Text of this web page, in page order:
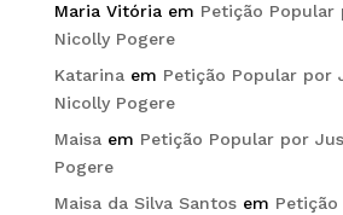
Maria Vitóriaem Petição Popular
Nicolly Pogere
Katarinaem Petição Popular por
Nicolly Pogere
Maisaem Petição Popular por
Pogere
Maisa da Silva Santosem